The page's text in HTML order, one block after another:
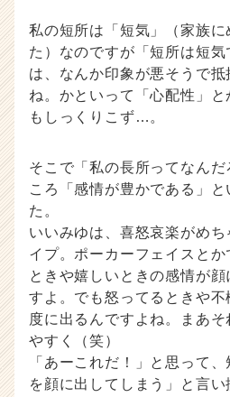
私の短所は「短気」（家族に
た）なのですが「短所は短
は、なんか印象が悪そうで抵
ね。かといって「心配性」
もしっくりこず…。
そこで「私の長所ってなんだ
ころ「感情が豊かである」
た。
いいみゆは、喜怒哀楽がめ
イプ。ポーカーフェイスと
ときや嬉しいときの感情が
すよ。でも怒ってるときや
度に出るんですよね。まあそ
やすく（笑）
「あーこれだ！」と思って
を顔に出してしまう」と言い